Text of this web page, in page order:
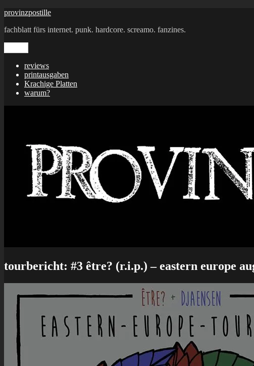
Zum
springen
provinzpostille
fachblatt fürs internet. punk. hardcore. screamo. fanzines.
reviews
printausgaben
Krachige Platten
warum?
tourbericht: #3 être? (r.i.p.) – eastern europe